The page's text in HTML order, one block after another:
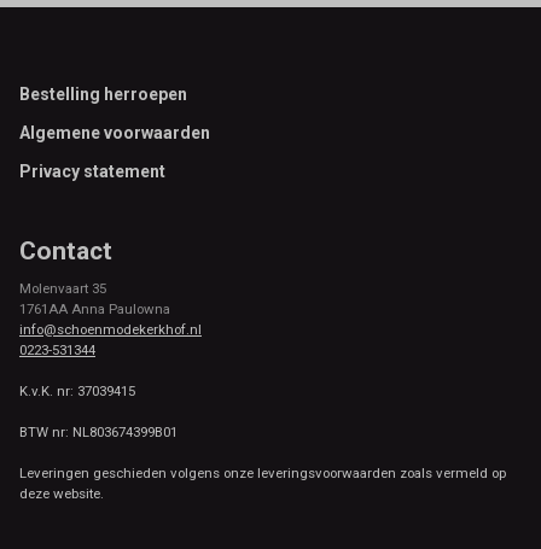
Footer
Bestelling herroepen
Algemene voorwaarden
Privacy statement
Contact
Molenvaart 35
1761AA Anna Paulowna
info@schoenmodekerkhof.nl
0223-531344
K.v.K. nr: 37039415
BTW nr: NL803674399B01
Leveringen geschieden volgens onze leveringsvoorwaarden zoals vermeld op
deze website.